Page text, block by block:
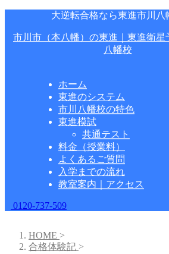
大逆転合格なら東進市川八
市川市（本八幡）の東進｜東進衛星
八幡校
ホーム
東進のシステム
市川八幡校の特色
東進模試
共通テスト
料金（授業料）
よくあるご質問
入学までの流れ
教室案内｜アクセス
0120-737-509
HOME >
合格体験記 >